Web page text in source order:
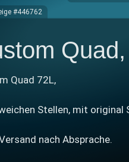
#446762
Quad 72L,
Stellen, mit original
nach Absprache.